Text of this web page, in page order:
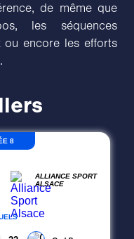
de même que
les séquences
ou encore les efforts